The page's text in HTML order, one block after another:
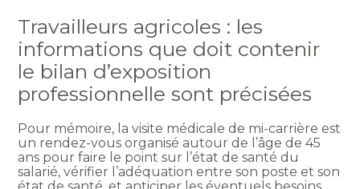
Travailleurs agricoles : les
informations que doit contenir
le bilan d’exposition
professionnelle sont précisées
Pour mémoire, la visite médicale de mi-carrière est
un rendez-vous organisé autour de l’âge de 45
ans pour faire le point sur l’état de santé du
salarié, vérifier l’adéquation entre son poste et son
état de santé, et anticiper les éventuels besoins